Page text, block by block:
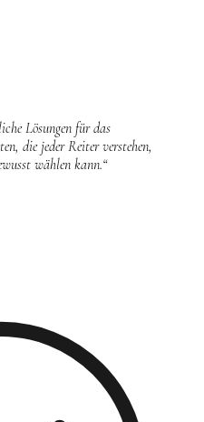
Lösungen für das
die jeder Reiter verstehen,
wählen kann.“